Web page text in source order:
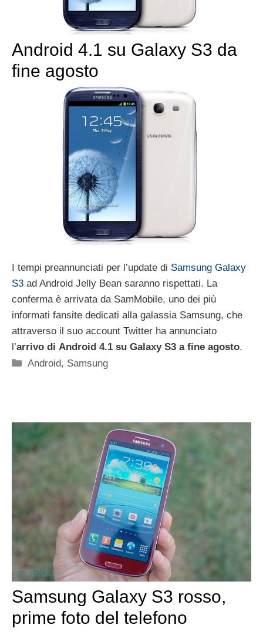
Android 4.1 su Galaxy S3 da
fine agosto
I tempi preannunciati per l’update di Samsung Galaxy
S3 ad Android Jelly Bean saranno rispettati. La
conferma è arrivata da SamMobile, uno dei più
informati fansite dedicati alla galassia Samsung, che
attraverso il suo account Twitter ha annunciato
l’arrivo di Android 4.1 su Galaxy S3 a fine agosto.
Categorie
Android, Samsung
Samsung Galaxy S3 rosso,
prime foto del telefono